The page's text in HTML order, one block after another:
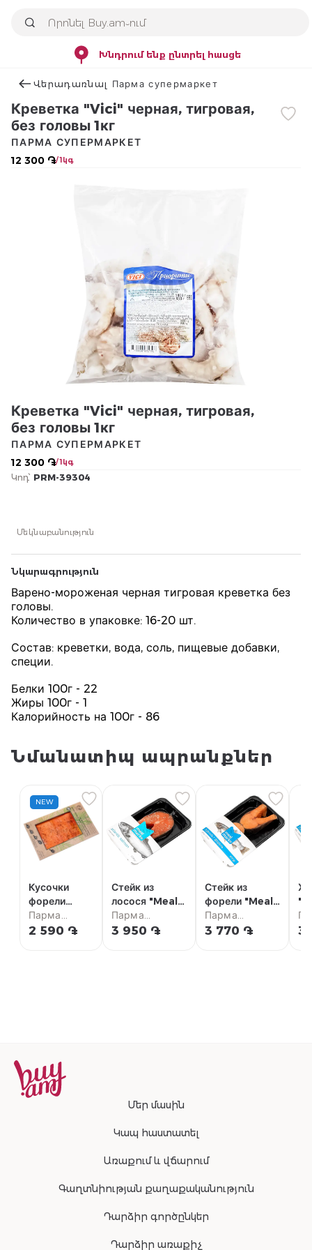
Խնդրում ենք ընտրել հասցե
Վերադառնալ Парма супермаркет
Креветка "Vici" черная, тигровая,
без головы 1кг
12 300 ֏/ 1կգ
ПАРМА СУПЕРМАРКЕТ
Креветка "Vici" черная, тигровая,
без головы 1кг
12 300 ֏/ 1կգ
ПАРМА СУПЕРМАРКЕТ
Կոդ՝ PRM-39304
Մեկնաբանություն
Նկարագրություն
Варено-мороженая черная тигровая креветка без
головы.
Количество в упаковке: 16-20 шт.
Состав: креветки, вода, соль, пищевые добавки,
специи.
Белки 100г - 22
Жиры 100г - 1
Калорийность на 100г - 86
Նմանատիպ ապրանքներ
NEW
Кусочки
форели
"Fishko"
копченые, с
Парма
супермаркет
2 590 ֏
Стейк из
лосося "Meal
Mark"
замороженный
Парма
супермаркет
3 950 ֏
Стейк из
форели "Meal
Mark"
замороженный
Парма
супермаркет
3 770 ֏ 3
Մեր մասին
Կապ հաստատել
Առաքում և վճարում
Գաղտնիության քաղաքականություն
Դարձիր գործընկեր
Դարձիր առաքիչ